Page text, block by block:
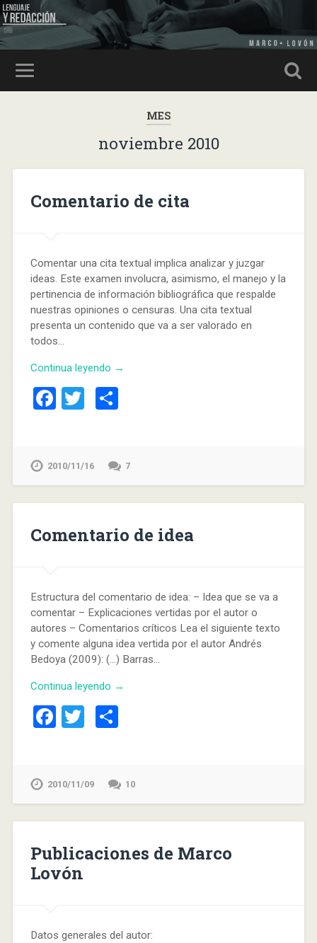
MES
noviembre 2010
Comentario de cita
Comentar una cita textual implica analizar y juzgar
ideas. Este examen involucra, asimismo, el manejo y la
pertinencia de información bibliográfica que respalde
nuestras opiniones o censuras. Una cita textual
presenta un contenido que va a ser valorado en
todos…
Continua leyendo →
Facebook
Twitter
2010/11/16 7
Comentario de idea
Estructura del comentario de idea: – Idea que se va a
comentar – Explicaciones vertidas por el autor o
autores – Comentarios críticos Lea el siguiente texto
y comente alguna idea vertida por el autor Andrés
Bedoya (2009): (…) Barras…
Continua leyendo →
Facebook
Twitter
2010/11/09 10
Publicaciones de Marco
Lovón
Datos generales del autor: